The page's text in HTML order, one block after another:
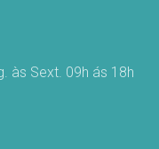
às Sext. 09h ás 18h